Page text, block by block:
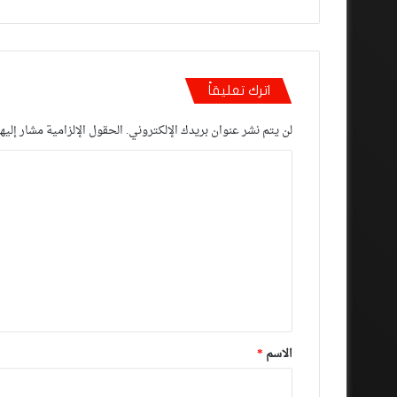
اترك تعليقاً
لن يتم نشر عنوان بريدك الإلكتروني.الحقول الإلزامية مشار
*
الاسم *